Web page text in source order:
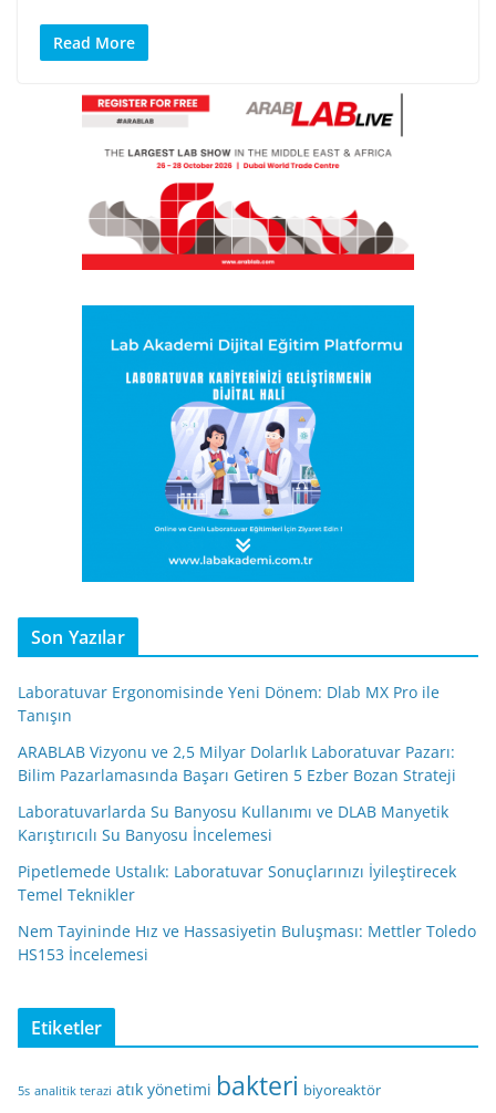
Read More
Son Yazılar
Laboratuvar Ergonomisinde Yeni Dönem: Dlab MX Pro ile
Tanışın
ARABLAB Vizyonu ve 2,5 Milyar Dolarlık Laboratuvar Pazarı:
Bilim Pazarlamasında Başarı Getiren 5 Ezber Bozan Strateji
Laboratuvarlarda Su Banyosu Kullanımı ve DLAB Manyetik
Karıştırıcılı Su Banyosu İncelemesi
Pipetlemede Ustalık: Laboratuvar Sonuçlarınızı İyileştirecek
Temel Teknikler
Nem Tayininde Hız ve Hassasiyetin Buluşması: Mettler Toledo
HS153 İncelemesi
Etiketler
5s analitik terazi atık yönetimi bakteri biyoreaktör